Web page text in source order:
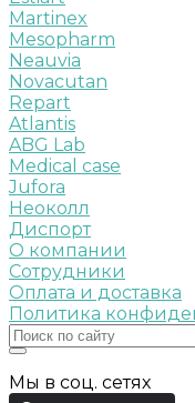
Martinex
Mesopharm
Neauvia
Novacutan
Repart
Atlantis
ABG Lab
Medical case
Jufora
Неоколл
Диспорт
О компании
Сотрудники
Оплата и доставка
Политика
Мы в соц. сетях